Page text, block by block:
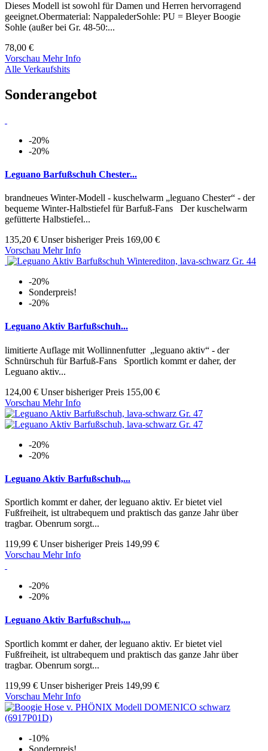
Dieses Modell ist sowohl für Damen und Herren hervorragend
geeignet.Obermaterial: NappalederSohle: PU = Bleyer Boogie
Sohle (außer bei Gr. 48-50:...
78,00 €
Vorschau Mehr Info
Alle Verkaufshits
Sonderangebot
-20%
-20%
Leguano Barfußschuh Chester...
brandneues Winter-Modell - kuschelwarm „leguano Chester“ - der
bequeme Winter-Halbstiefel für Barfuß-Fans Der kuschelwarm
gefütterte Halbstiefel...
135,20 € Unser bisheriger Preis 169,00 €
Vorschau Mehr Info
-20%
Sonderpreis!
-20%
Leguano Aktiv Barfußschuh...
limitierte Auflage mit Wollinnenfutter „leguano aktiv“ - der
Schnürschuh für Barfuß-Fans Sportlich kommt er daher, der
Leguano aktiv...
124,00 € Unser bisheriger Preis 155,00 €
Vorschau Mehr Info
-20%
-20%
Leguano Aktiv Barfußschuh,...
Sportlich kommt er daher, der leguano aktiv. Er bietet viel
Fußfreiheit, ist ultrabequem und praktisch das ganze Jahr über
tragbar. Obenrum sorgt...
119,99 € Unser bisheriger Preis 149,99 €
Vorschau Mehr Info
-20%
-20%
Leguano Aktiv Barfußschuh,...
Sportlich kommt er daher, der leguano aktiv. Er bietet viel
Fußfreiheit, ist ultrabequem und praktisch das ganze Jahr über
tragbar. Obenrum sorgt...
119,99 € Unser bisheriger Preis 149,99 €
Vorschau Mehr Info
-10%
Sonderpreis!